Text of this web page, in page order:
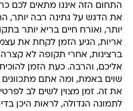
התחום הזה איננו מתאים לכם
את הדגש על נתינה רבה יותר,
יותר, ואורח חיים בריא יותר
אריות, הגיע הזמן לקחת את
ברצינות, אחרי תקופה לא קצרה
אליכם, והרבה. כעת הזמן
שוים באמת, ומה אתם מתכוונים
את זה. זמן מצוין לשים לב
לתמונה הגדולה, לראות היכן